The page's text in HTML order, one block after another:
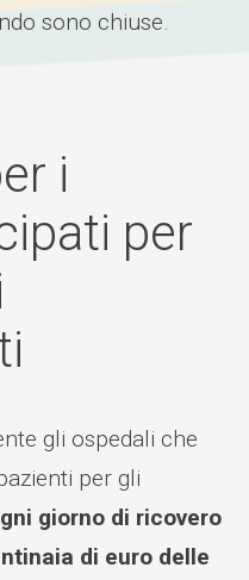
sono chiuse.
i
per
gli ospedali che
per gli
giorno di ricovero
di euro delle